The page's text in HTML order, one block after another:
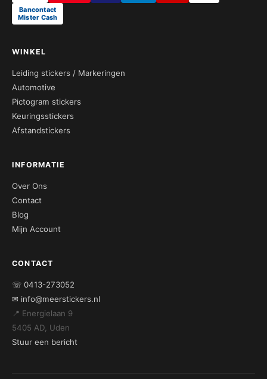
Bancontact
Mister Cash
WINKEL
Leiding stickers / Markeringen
Automotive
Pictogram stickers
Keuringsstickers
Afstandstickers
INFORMATIE
Over Ons
Contact
Blog
Mijn Account
CONTACT
☏ 0413-273052
✉ info@meerstickers.nl
📍 Energielaan 9
5405 AD, Uden
Stuur een bericht